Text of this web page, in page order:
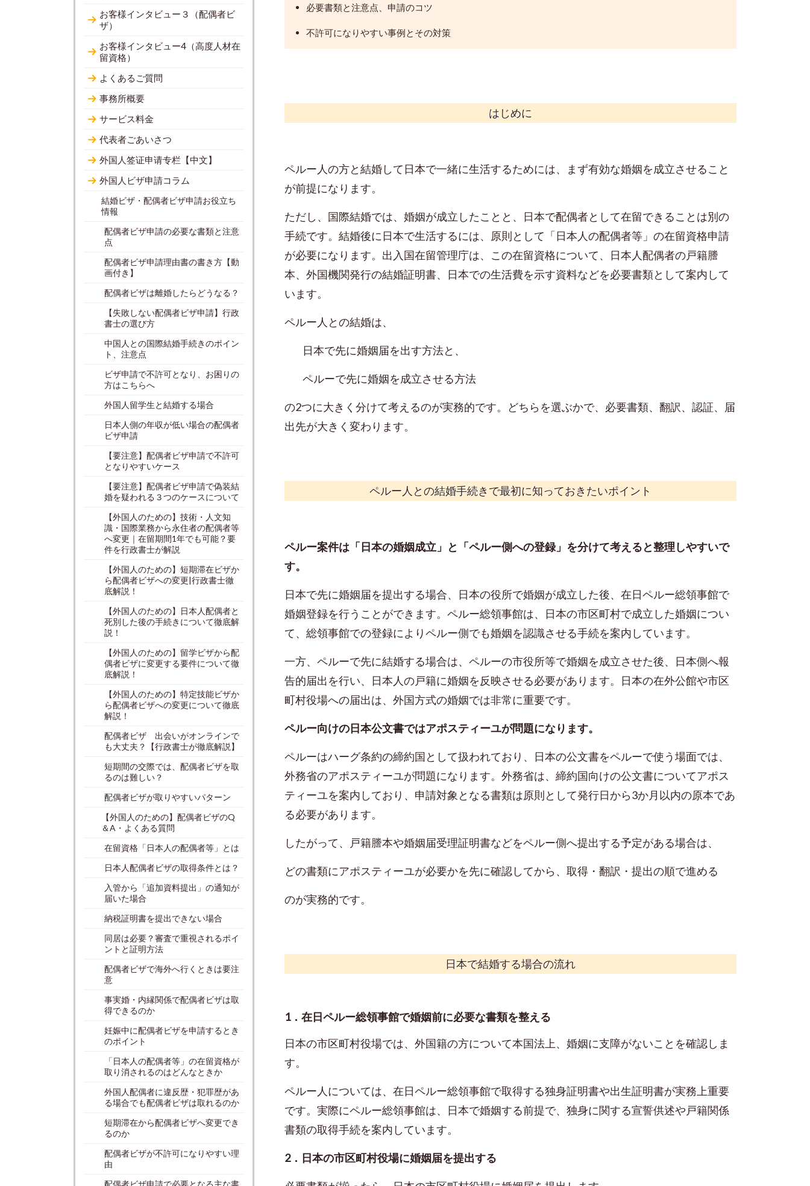
必要書類と注意点、申請のコツ
不許可になりやすい事例とその対策
はじめに
ペルー人の方と結婚して日本で一緒に生活するためには、まず有効な婚姻を成立させること
が前提になります。
ただし、国際結婚では、婚姻が成立したことと、日本で配偶者として在留できることは別の
手続です。結婚後に日本で生活するには、原則として「日本人の配偶者等」の在留資格申請
が必要になります。出入国在留管理庁は、この在留資格について、日本人配偶者の戸籍謄
本、外国機関発行の結婚証明書、日本での生活費を示す資料などを必要書類として案内して
います。
ペルー人との結婚は、
日本で先に婚姻届を出す方法と、
ペルーで先に婚姻を成立させる方法
の2つに大きく分けて考えるのが実務的です。どちらを選ぶかで、必要書類、翻訳、認証、届
出先が大きく変わります。
ペルー人との結婚手続きで最初に知っておきたいポイント
ペルー案件は「日本の婚姻成立」と「ペルー側への登録」を分けて考えると整理しやすいで
す。
日本で先に婚姻届を提出する場合、日本の役所で婚姻が成立した後、在日ペルー総領事館で
婚姻登録を行うことができます。ペルー総領事館は、日本の市区町村で成立した婚姻につい
て、総領事館での登録によりペルー側でも婚姻を認識させる手続を案内しています。
一方、ペルーで先に結婚する場合は、ペルーの市役所等で婚姻を成立させた後、日本側へ報
告的届出を行い、日本人の戸籍に婚姻を反映させる必要があります。日本の在外公館や市区
町村役場への届出は、外国方式の婚姻では非常に重要です。
ペルー向けの日本公文書ではアポスティーユが問題になります。
ペルーはハーグ条約の締約国として扱われており、日本の公文書をペルーで使う場面では、
外務省のアポスティーユが問題になります。外務省は、締約国向けの公文書についてアポス
ティーユを案内しており、申請対象となる書類は原則として発行日から3か月以内の原本であ
る必要があります。
したがって、戸籍謄本や婚姻届受理証明書などをペルー側へ提出する予定がある場合は、
どの書類にアポスティーユが必要かを先に確認してから、取得・翻訳・提出の順で進める
のが実務的です。
日本で結婚する場合の流れ
1．在日ペルー総領事館で婚姻前に必要な書類を整える
日本の市区町村役場では、外国籍の方について本国法上、婚姻に支障がないことを確認しま
す。
ペルー人については、在日ペルー総領事館で取得する独身証明書や出生証明書が実務上重要
です。実際にペルー総領事館は、日本で婚姻する前提で、独身に関する宣誓供述や戸籍関係
書類の取得手続を案内しています。
2．日本の市区町村役場に婚姻届を提出する
お客様インタビュー３（配偶者ビ
ザ）
お客様インタビュー4（高度人材在
留資格）
よくあるご質問
事務所概要
サービス料金
代表者ごあいさつ
外国人签证申请专栏【中文】
外国人ビザ申請コラム
結婚ビザ・配偶者ビザ申請お役立ち
情報
配偶者ビザ申請の必要な書類と注意
点
配偶者ビザ申請理由書の書き方【動
画付き】
配偶者ビザは離婚したらどうなる？
【失敗しない配偶者ビザ申請】行政
書士の選び方
中国人との国際結婚手続きのポイン
ト、注意点
ビザ申請で不許可となり、お困りの
方はこちらへ
外国人留学生と結婚する場合
日本人側の年収が低い場合の配偶者
ビザ申請
【要注意】配偶者ビザ申請で不許可
となりやすいケース
【要注意】配偶者ビザ申請で偽装結
婚を疑われる３つのケースについて
【外国人のための】技術・人文知
識・国際業務から永住者の配偶者等
へ変更｜在留期間1年でも可能？要
件を行政書士が解説
【外国人のための】短期滞在ビザか
ら配偶者ビザへの変更|行政書士徹
底解説！
【外国人のための】日本人配偶者と
死別した後の手続きについて徹底解
説！
【外国人のための】留学ビザから配
偶者ビザに変更する要件について徹
底解説！
【外国人のための】特定技能ビザか
ら配偶者ビザへの変更について徹底
解説！
配偶者ビザ 出会いがオンラインで
も大丈夫？【行政書士が徹底解説】
短期間の交際では、配偶者ビザを取
るのは難しい？
配偶者ビザが取りやすいパターン
【外国人のための】配偶者ビザのQ
＆A・よくある質問
在留資格「日本人の配偶者等」とは
日本人配偶者ビザの取得条件とは？
入管から「追加資料提出」の通知が
届いた場合
納税証明書を提出できない場合
同居は必要？審査で重視されるポイ
ントと証明方法
配偶者ビザで海外へ行くときは要注
意
事実婚・内縁関係で配偶者ビザは取
得できるのか
妊娠中に配偶者ビザを申請するとき
のポイント
「日本人の配偶者等」の在留資格が
取り消されるのはどんなときか
外国人配偶者に違反歴・犯罪歴があ
る場合でも配偶者ビザは取れるのか
短期滞在から配偶者ビザへ変更でき
るのか
配偶者ビザが不許可になりやすい理
由